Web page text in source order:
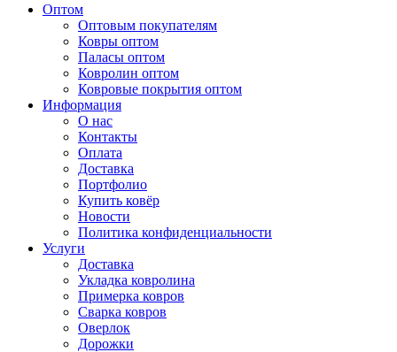
Оптом
Оптовым покупателям
Ковры оптом
Паласы оптом
Ковролин оптом
Ковровые покрытия оптом
Информация
О нас
Контакты
Оплата
Доставка
Портфолио
Купить ковёр
Новости
Политика конфиденциальности
Услуги
Доставка
Укладка ковролина
Примерка ковров
Сварка ковров
Оверлок
Дорожки